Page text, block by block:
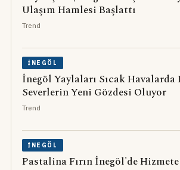
Ulaşım Hamlesi Başlattı
Trend
İNEGÖL
İnegöl Yaylaları Sıcak Havalarda
Severlerin Yeni Gözdesi Oluyor
Trend
İNEGÖL
Pastalina Fırın İnegöl'de Hizmete